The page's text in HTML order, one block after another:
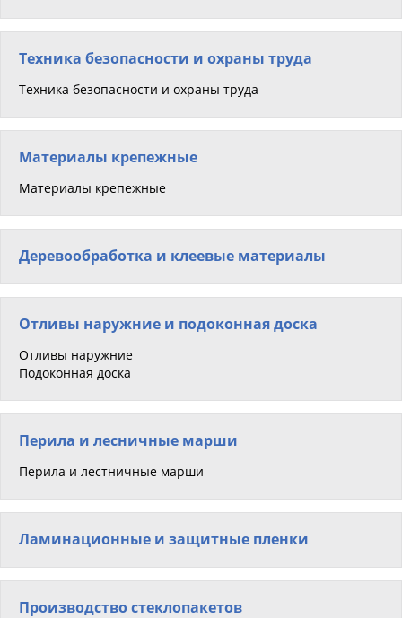
Техника безопасности и охраны труда
Техника безопасности и охраны труда
Материалы крепежные
Материалы крепежные
Деревообработка и клеевые материалы
Отливы наружние и подоконная доска
Отливы наружние
Подоконная доска
Перила и лесничные марши
Перила и лестничные марши
Ламинационные и защитные пленки
Производство стеклопакетов